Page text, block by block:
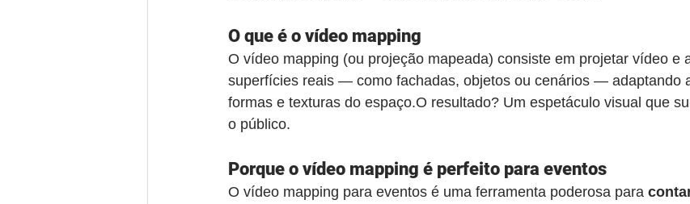
O que é o vídeo mapping
O vídeo mapping (ou projeção mapeada) consiste em projetar vídeo e
superfícies reais — como fachadas, objetos ou cenários — adaptando
formas e texturas do espaço.O resultado? Um espetáculo visual que
o público.
Porque o vídeo mapping é perfeito para eventos
O vídeo mapping para eventos é uma ferramenta poderosa para